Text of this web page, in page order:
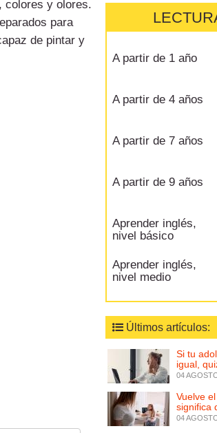
colores y olores.
para
de pintar y
A partir de 1 año
A partir de 4 años
A partir de 7 años
A partir de 9 años
Aprender inglés,
nivel básico
Aprender inglés,
nivel medio
Últimos artículos:
Si tu
igual,
04
Vuelve
significa
04